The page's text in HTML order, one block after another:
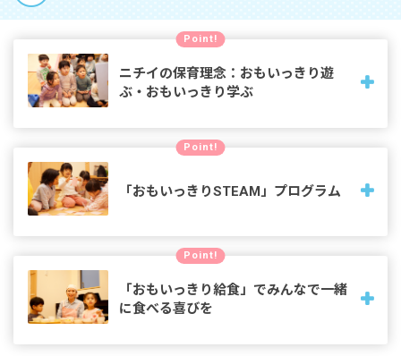
Point!
ニチイの保育理念：おもいっきり遊
ぶ・おもいっきり学ぶ
日々の遊びや学びの中で、心と身体の成長を促し、創造力や
自己表現力を引き出し、視野を広げ、「やさしく、つよく生
き抜く力」を育みます
Point!
「おもいっきりSTEAM」プログラム
東京学芸大学・立正大学と連携でプログラムを共同開発し、
子どもたちの「自ら考えや思いを持ち、表現しやってみよう
とする原動力」を、幼児期から自然なかたちで楽しみながら
育みます。
Point!
「おもいっきり給食」でみんなで一緒
に食べる喜びを